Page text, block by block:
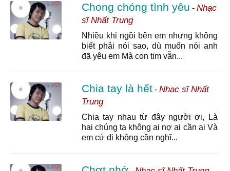
Chong chóng tình yêu - Nhạc
sĩ Nhất Trung
Nhiều khi ngồi bên em nhưng không
biết phải nói sao, dù muốn nói anh
đã yêu em Mà con tim vẫn...
Chia tay là hết- Nhạc sĩ Nhất
Trung
Chia tay nhau từ đây người ơi, Là
hai chúng ta không ai nợ ai cần ai Và
em cứ đi không cần nghĩ...